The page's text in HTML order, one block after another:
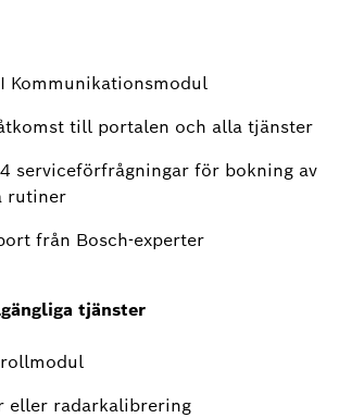
Kommunikationsmodul
till portalen och alla tjänster
serviceförfrågningar för bokning av
rutiner
från Bosch-experter
tjänster
eller radarkalibrering